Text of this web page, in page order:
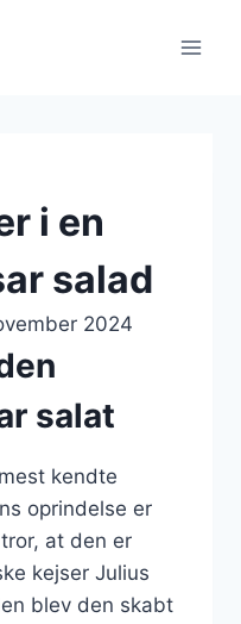
i en
salad
2024
salat
kendte
oprindelse er
at den er
kejser Julius
blev den skabt